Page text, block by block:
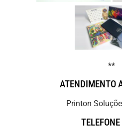
**
ATENDIMENTO
Printon